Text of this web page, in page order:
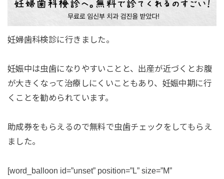
妊婦歯科検診に行きました。
妊娠中は虫歯になりやすいことと、出産が近づくとお腹
が大きくなって治療しにくいこともあり、妊娠中期に行
くことを勧められています。
助成券をもらえるので無料で虫歯チェックをしてもらえ
ました。
[word_balloon id=”unset” position=”L” size=”M”